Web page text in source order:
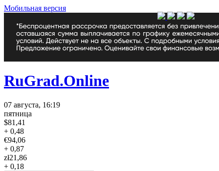
Мобильная версия
RuGrad.Online
07 августа, 16:19
пятница
$81,41
+ 0,48
€94,06
+ 0,87
zł21,86
+ 0,18